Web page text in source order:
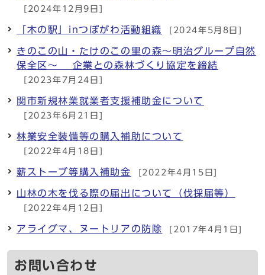
[2024年12月9日]
「木の駅」inつぼがわ活動組織 [2024年5月8日]
きのこの山・たけのこの里の森～明治グループ自然
保全区～ 企業との森林づくり協定を締結
[2023年7月24日]
関市新規林業就業者支援補助金について
[2023年6月21日]
林業安全装備等の購入補助について
[2022年4月18日]
薪ストーブ等購入補助金 [2022年4月15日]
山林の木を伐る際の届出について（伐採届等）
[2022年4月12日]
アライグマ、ヌートリアの防除 [2017年4月1日]
お問い合わせ